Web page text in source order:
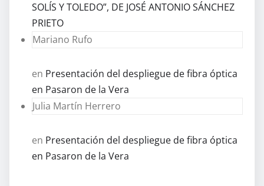
SOLÍS Y TOLEDO”, DE JOSÉ ANTONIO SÁNCHEZ
PRIETO
Mariano Rufo
en Presentación del despliegue de fibra óptica
en Pasaron de la Vera
Julia Martín Herrero
en Presentación del despliegue de fibra óptica
en Pasaron de la Vera